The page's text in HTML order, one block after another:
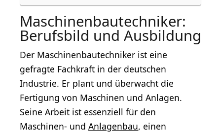
Maschinenbautechniker:
Berufsbild und Ausbildung
Der Maschinenbautechniker ist eine
gefragte Fachkraft in der deutschen
Industrie. Er plant und überwacht die
Fertigung von Maschinen und Anlagen.
Seine Arbeit ist essenziell für den
Maschinen- und Anlagenbau, einen